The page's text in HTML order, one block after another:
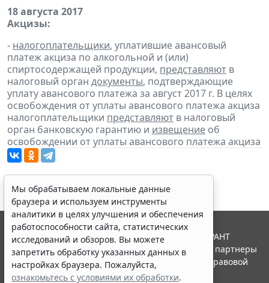
18 августа 2017
Акцизы:
- налогоплательщики, уплатившие авансовый
платеж акциза по алкогольной и (или)
спиртосодержащей продукции, представляют в
налоговый орган документы, подтверждающие
уплату авансового платежа за август 2017 г. В целях
освобождения от уплаты авансового платежа акциза
налогоплательщики представляют в налоговый
орган банковскую гарантию и извещение об
освобождении от уплаты авансового платежа акциза
Мы обрабатываем локальные данные
браузера и используем инструменты
аналитики в целях улучшения и обеспечения
работоспособности сайта, статистических
исследований и обзоров. Вы можете
запретить обработку указанных данных в
настройках браузера. Пожалуйста,
ознакомьтесь с условиями их обработки.
© ООО "НПП "ГАРАНТ-СЕРВИС", 2026. Система ГАРАНТ
выпускается с 1990 года. Компания "Гарант" и ее партнеры
являются участниками Российской ассоциации правовой
информации ГАРАНТ.